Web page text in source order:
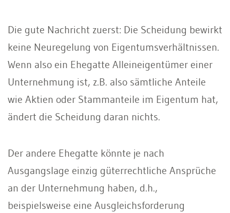
Die gute Nachricht zuerst: Die Scheidung bewirkt
keine Neuregelung von Eigentumsverhältnissen.
Wenn also ein Ehegatte Alleineigentümer einer
Unternehmung ist, z.B. also sämtliche Anteile
wie Aktien oder Stammanteile im Eigentum hat,
ändert die Scheidung daran nichts.
Der andere Ehegatte könnte je nach
Ausgangslage einzig güterrechtliche Ansprüche
an der Unternehmung haben, d.h.,
beispielsweise eine Ausgleichsforderung